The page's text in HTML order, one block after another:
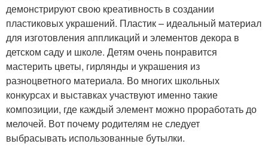
демонстрируют свою креативность в создании
пластиковых украшений. Пластик – идеальный материал
для изготовления аппликаций и элементов декора в
детском саду и школе. Детям очень понравится
мастерить цветы, гирлянды и украшения из
разноцветного материала. Во многих школьных
конкурсах и выставках участвуют именно такие
композиции, где каждый элемент можно проработать до
мелочей. Вот почему родителям не следует
выбрасывать использованные бутылки.